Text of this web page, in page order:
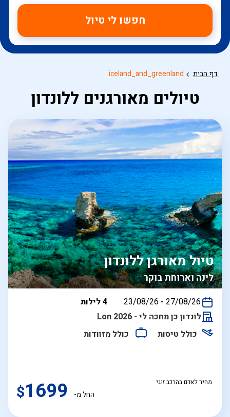
חפשו לי טיול
דף הבית iceland_and_greenland
טיולים מאורגנים ללונדון
לינה וארוחת בוקר
טיול מאורגן ללונדון
בין
23/08/26 - 27/08/26
4 לילות
לונדון כן מחכה לי - Lon 2026
כולל טיסות
כולל מזוודות
מחיר לאדם בהרכב זוגי
החל מ- $1699